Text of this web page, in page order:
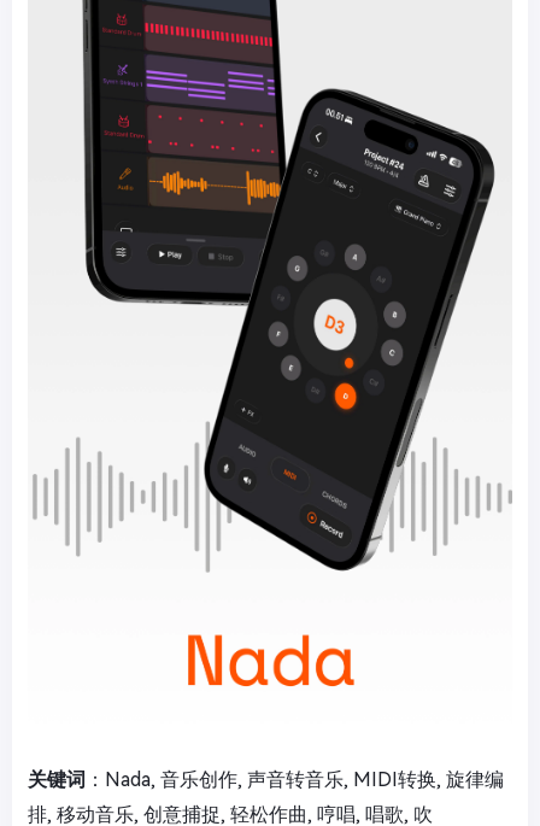
关键词 ：Nada, 音乐创作, 声音转音乐, MIDI转换, 旋律编
排, 移动音乐, 创意捕捉, 轻松作曲, 哼唱, 唱歌, 吹